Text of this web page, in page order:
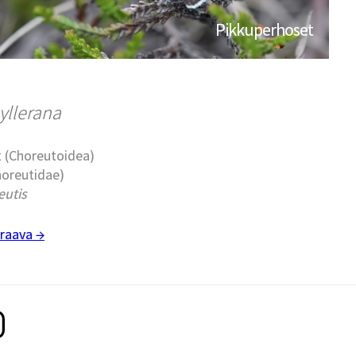
Pikkuperhoset
→